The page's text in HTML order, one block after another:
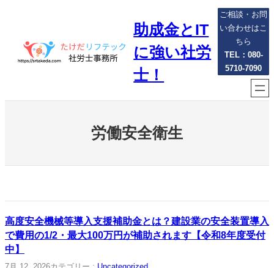
プ
助成金とIT
に強い社労
士！
ご相談・お問
い合わせはこ
ちら
TEL：080-
5710-7090
労働安全衛生
高度安全機械等導入支援補助金とは？建設業の安全装置導入
で費用の1/2・最大100万円が補助されます【令和8年度受付
中】